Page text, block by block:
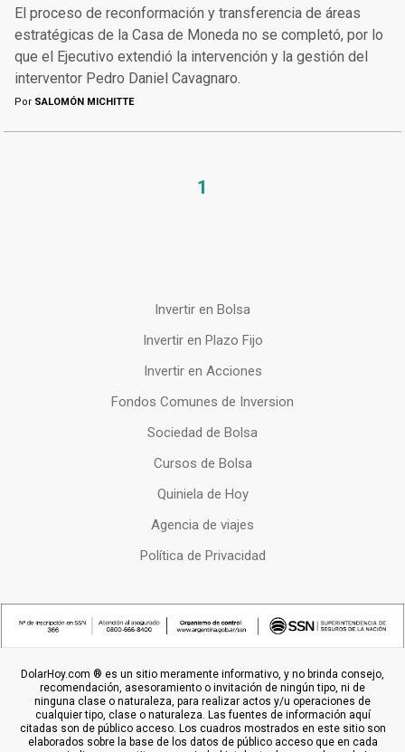
El proceso de reconformación y transferencia de áreas
estratégicas de la Casa de Moneda no se completó, por lo
que el Ejecutivo extendió la intervención y la gestión del
interventor Pedro Daniel Cavagnaro.
Por SALOMÓN MICHITTE
1
Invertir en Bolsa
Invertir en Plazo Fijo
Invertir en Acciones
Fondos Comunes de Inversion
Sociedad de Bolsa
Cursos de Bolsa
Quiniela de Hoy
Agencia de viajes
Política de Privacidad
DolarHoy.com ® es un sitio meramente informativo, y no brinda consejo,
recomendación, asesoramiento o invitación de ningún tipo, ni de
ninguna clase o naturaleza, para realizar actos y/u operaciones de
cualquier tipo, clase o naturaleza. Las fuentes de información aquí
citadas son de público acceso. Los cuadros mostrados en este sitio son
elaborados sobre la base de los datos de público acceso que en cada